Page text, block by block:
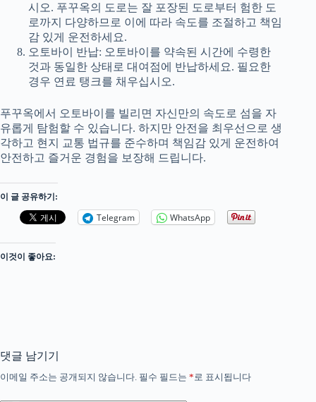
시오. 푸꾸옥의 도로는 잘 포장된 도로부터 험한 도
로까지 다양하므로 이에 따라 속도를 조절하고 책임
감 있게 운전하세요.
오토바이 반납: 오토바이를 약속된 시간에 수령한
것과 동일한 상태로 대여점에 반납하세요. 필요한
경우 연료 탱크를 채우십시오.
푸꾸옥에서 오토바이를 빌리면 자신만의 속도로 섬을 자
유롭게 탐험할 수 있습니다. 하지만 안전을 최우선으로 생
각하고 현지 교통 법규를 준수하며 책임감 있게 운전하여
안전하고 즐거운 경험을 보장해 드립니다.
이 글 공유하기:
Telegram WhatsApp
이것이 좋아요:
댓글 남기기
이메일 주소는 공개되지 않습니다. 필수 필드는 *로 표시됩니다